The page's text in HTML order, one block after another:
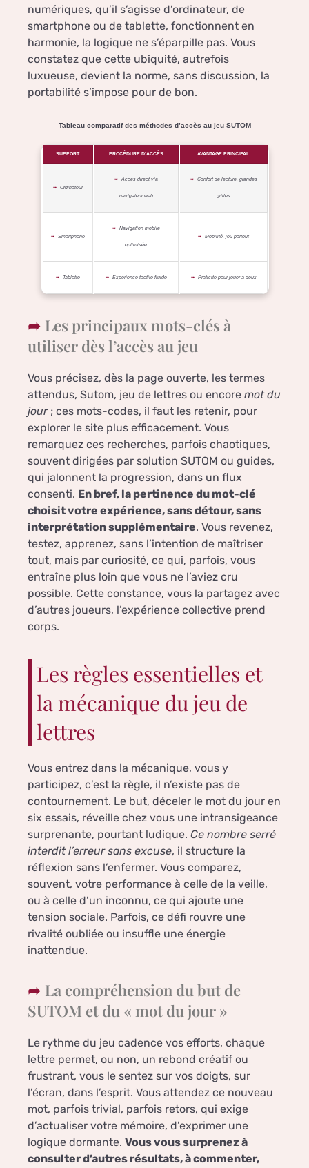
numériques, qu’il s’agisse d’ordinateur, de
smartphone ou de tablette, fonctionnent en
harmonie, la logique ne s’éparpille pas. Vous
constatez que cette ubiquité, autrefois
luxueuse, devient la norme, sans discussion, la
portabilité s’impose pour de bon.
Tableau comparatif des méthodes d’accès au jeu SUTOM
SUPPORT PROCÉDURE D’ACCÈS AVANTAGE PRINCIPAL
Ordinateur
Accès direct via
navigateur web
Confort de lecture, grandes
grilles
Smartphone
Navigation mobile
optimisée
Mobilité, jeu partout
Tablette Expérience tactile fluide Praticité pour jouer à deux
Les principaux mots-clés à
utiliser dès l’accès au jeu
Vous précisez, dès la page ouverte, les termes
attendus, Sutom, jeu de lettres ou encore mot du
jour; ces mots-codes, il faut les retenir, pour
explorer le site plus efficacement. Vous
remarquez ces recherches, parfois chaotiques,
souvent dirigées par solution SUTOM ou guides,
qui jalonnent la progression, dans un flux
consenti. En bref, la pertinence du mot-clé
choisit votre expérience, sans détour, sans
interprétation supplémentaire. Vous revenez,
testez, apprenez, sans l’intention de maîtriser
tout, mais par curiosité, ce qui, parfois, vous
entraîne plus loin que vous ne l’aviez cru
possible. Cette constance, vous la partagez avec
d’autres joueurs, l’expérience collective prend
corps.
Les règles essentielles et
la mécanique du jeu de
lettres
Vous entrez dans la mécanique, vous y
participez, c’est la règle, il n’existe pas de
contournement. Le but, déceler le mot du jour en
six essais, réveille chez vous une intransigeance
surprenante, pourtant ludique. Ce nombre serré
interdit l’erreur sans excuse, il structure la
réflexion sans l’enfermer. Vous comparez,
souvent, votre performance à celle de la veille,
ou à celle d’un inconnu, ce qui ajoute une
tension sociale. Parfois, ce défi rouvre une
rivalité oubliée ou insuffle une énergie
inattendue.
La compréhension du but de
SUTOM et du « mot du jour »
Le rythme du jeu cadence vos efforts, chaque
lettre permet, ou non, un rebond créatif ou
frustrant, vous le sentez sur vos doigts, sur
l’écran, dans l’esprit. Vous attendez ce nouveau
mot, parfois trivial, parfois retors, qui exige
d’actualiser votre mémoire, d’exprimer une
logique dormante. Vous vous surprenez à
consulter d’autres résultats, à commenter,